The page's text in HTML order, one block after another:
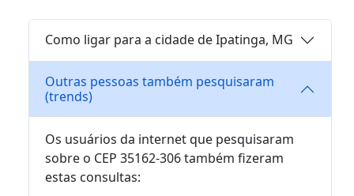
Como ligar para a cidade de Ipatinga, MG
Outras pessoas também pesquisaram
(trends)
Os usuários da internet que pesquisaram
sobre o CEP 35162-306 também fizeram
estas consultas: